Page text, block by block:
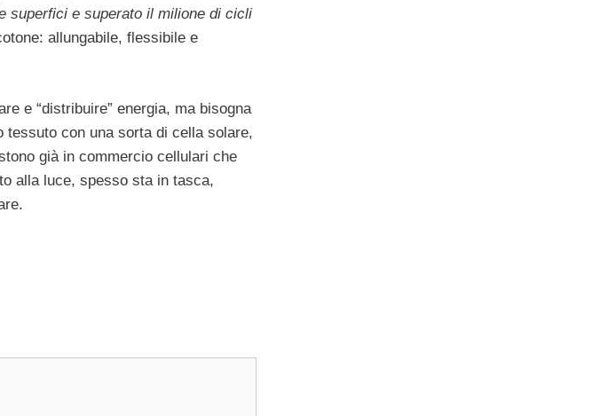
superfici e superato il milione di cicli
allungabile, flessibile e
e “distribuire” energia, ma bisogna
con una sorta di cella solare,
già in commercio cellulari che
alla luce, spesso sta in tasca,